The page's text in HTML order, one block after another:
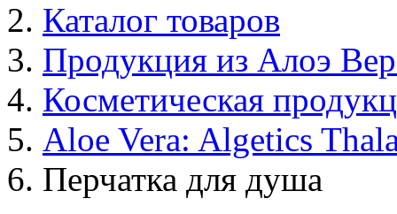
Каталог товаров
Продукция из Алоэ
Косметическая
Aloe Vera: Algetics
Перчатка для душа